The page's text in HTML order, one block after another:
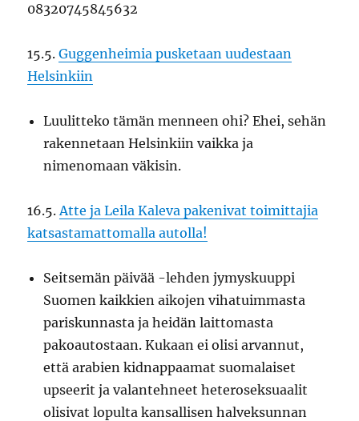
08320745845632
15.5.Guggenheimia pusketaan uudestaan
Helsinkiin
Luulitteko tämän menneen ohi? Ehei, sehän
rakennetaan Helsinkiin vaikka ja
nimenomaan väkisin.
16.5.Atte ja Leila Kaleva pakenivat toimittajia
katsastamattomalla autolla!
Seitsemän päivää -lehden jymyskuuppi
Suomen kaikkien aikojen vihatuimmasta
pariskunnasta ja heidän laittomasta
pakoautostaan. Kukaan ei olisi arvannut,
että arabien kidnappaamat suomalaiset
upseerit ja valantehneet heteroseksuaalit
olisivat lopulta kansallisen halveksunnan